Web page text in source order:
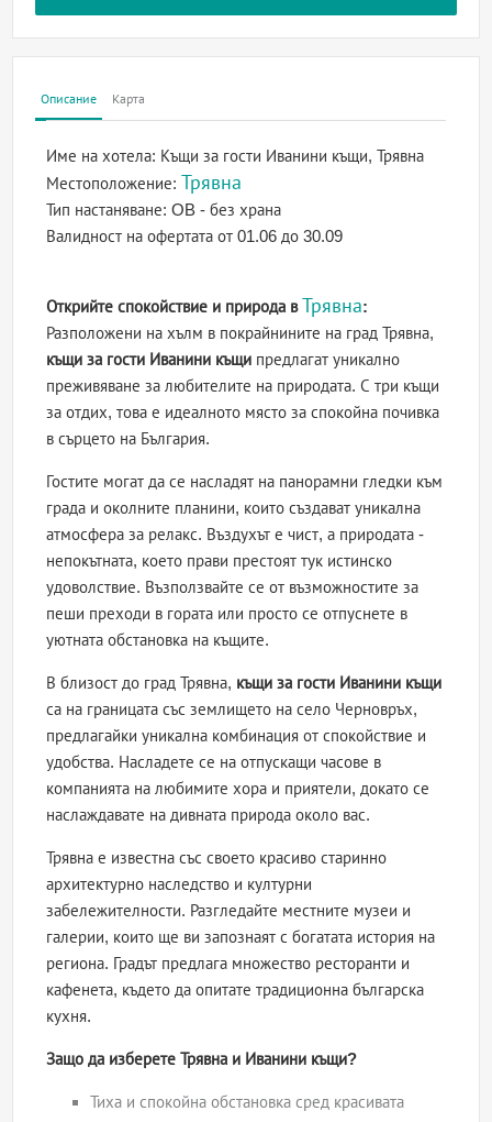
Описание Карта
Име на хотела: Къщи за гости Иванини къщи, Трявна
Местоположение: Трявна
Тип настаняване:OB - без храна
Валидност на офертатаот 01.06 до 30.09
Открийте спокойствие и природа вТрявна:
Разположени на хълм в покрайнините на град Трявна,
къщи за гости Иванини къщи предлагат уникално
преживяване за любителите на природата. С три къщи
за отдих, това е идеалното място за спокойна почивка
в сърцето на България.
Гостите могат да се насладят на панорамни гледки към
града и околните планини, които създават уникална
атмосфера за релакс. Въздухът е чист, а природата -
непокътната, което прави престоят тук истинско
удоволствие. Възползвайте се от възможностите за
пеши преходи в гората или просто се отпуснете в
уютната обстановка на къщите.
В близост до град Трявна, къщи за гости Иванини къщи
са на границата със землището на село Черновръх,
предлагайки уникална комбинация от спокойствие и
удобства. Насладете се на отпускащи часове в
компанията на любимите хора и приятели, докато се
наслаждавате на дивната природа около вас.
Трявна е известна със своето красиво старинно
архитектурно наследство и културни
забележителности. Разгледайте местните музеи и
галерии, които ще ви запознаят с богатата история на
региона. Градът предлага множество ресторанти и
кафенета, където да опитате традиционна българска
кухня.
Защо да изберете Трявна и Иванини къщи?
Тиха и спокойна обстановка сред красивата